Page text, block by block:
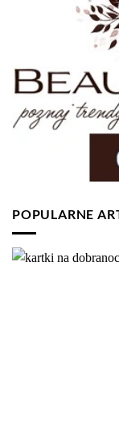
POPULARNE